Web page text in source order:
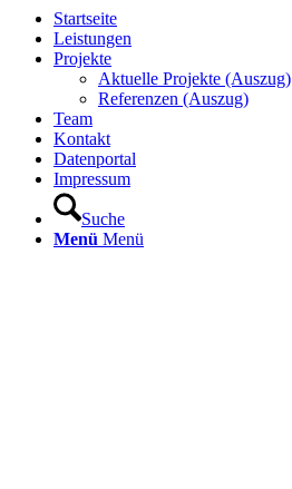
Startseite
Leistungen
Projekte
Aktuelle Projekte (Auszug)
Referenzen (Auszug)
Team
Kontakt
Datenportal
Impressum
Suche
Menü Menü